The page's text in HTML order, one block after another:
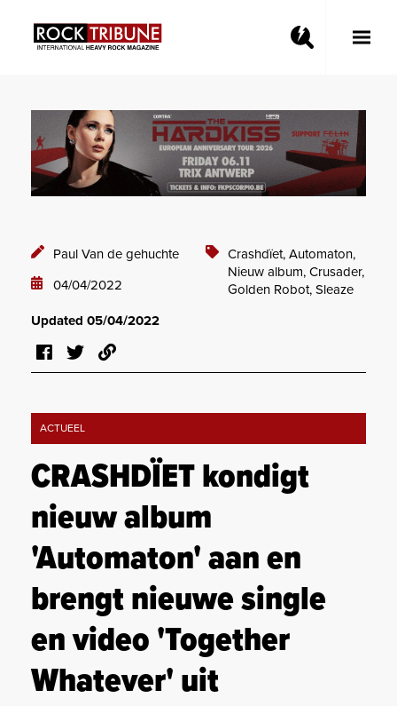
Toggle
Paul Van de gehuchte
04/04/2022
Crashdïet, Automaton,
Nieuw album, Crusader,
Golden Robot, Sleaze
Updated 05/04/2022
ACTUEEL
CRASHDÏET kondigt
nieuw album
'Automaton' aan en
brengt nieuwe single
en video 'Together
Whatever' uit